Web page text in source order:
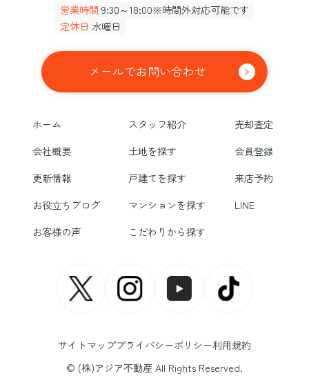
営業時間 9:30～18:00※時間外対応可能です
定休日 水曜日
メールでお問い合わせ
ホーム スタッフ紹介
売却査定
会社概要
土地を探す
会員登録
更新情報
戸建てを探す
来店予約
お役立ちブログ
マンションを探す
LINE
お客様の声
こだわりから探す
サイトマッププライバシーポリシー利用規約
© (株)アジア不動産 All Rights Reserved.